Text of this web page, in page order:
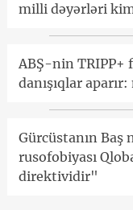
milli dəyərləri
ABŞ-nin TRIPP+
danışıqlar
Gürcüstanın
rusofobiyası
direktividir"